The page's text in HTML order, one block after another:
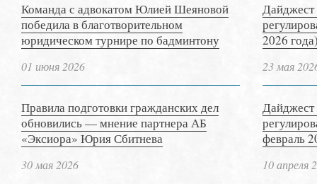
Команда с адвокатом Юлией Шеяновой
победила в благотворительном
юридическом турнире по бадминтону
01 июня 2026
Правила подготовки гражданских дел
обновились — мнение партнера АБ
«Эксиора» Юрия Сбитнева
30 мая 2026
Дайджест
2026
23 мая
Дайджест
февраль
10 апреля